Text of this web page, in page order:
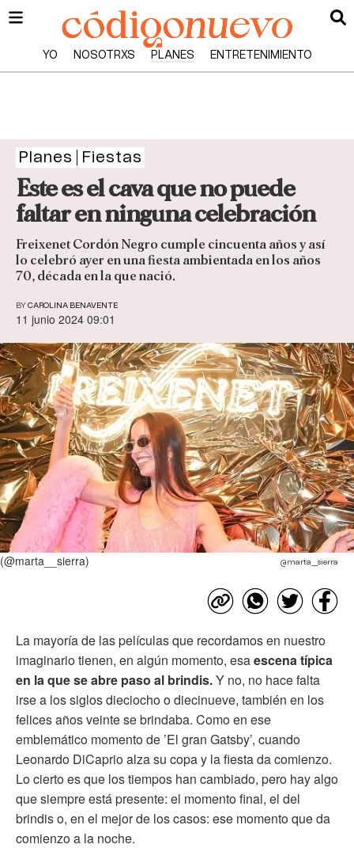
YO NOSOTRXS PLANES ENTRETENIMIENTO
Planes Fiestas
Este es el cava que no puede
faltar en ninguna celebración
Freixenet Cordón Negro cumple cincuenta años y así
lo celebró ayer en una fiesta ambientada en los años
70, década en la que nació.
BY CAROLINA BENAVENTE
11 junio 2024 09:01
@marta__sierra
(@marta__sierra)
La mayoría de las películas que recordamos en nuestro
imaginario tienen, en algún momento, esaescena típica
en la que se abre paso al brindis.Y no, no hace falta
irse a los siglos dieciocho o diecinueve, también en los
felices años veinte se brindaba. Como en ese
emblemático momento de ’El gran Gatsby’, cuando
Leonardo DiCaprio alza su copa y la fiesta da comienzo.
Lo cierto es que los tiempos han cambiado, pero hay algo
que siempre está presente: el momento final, el del
brindis o, en el mejor de los casos: ese momento que da
comienzo a la noche.